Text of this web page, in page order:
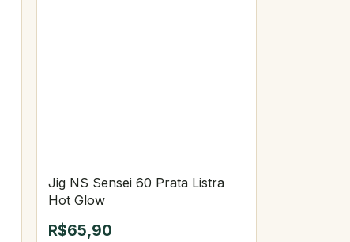
Jig NS Sensei 60 Prata Listra
Hot Glow
R$65,90